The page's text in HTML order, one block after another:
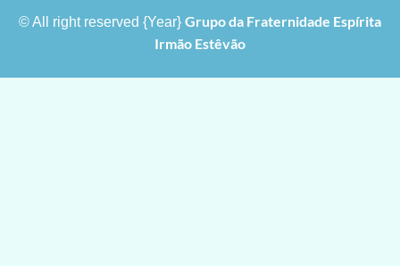
© All right reserved {Year} Grupo da Fraternidade Espírita
Irmão Estêvão